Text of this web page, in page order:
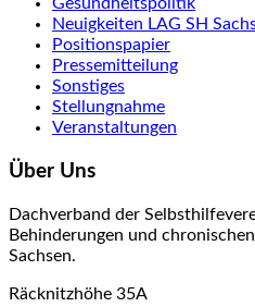
Neuigkeiten LAG SH
Positionspapier
Pressemitteilung
Sonstiges
Stellungnahme
Veranstaltungen
Über Uns
Dachverband der
Behinderungen und
Sachsen.
Räcknitzhöhe 35A